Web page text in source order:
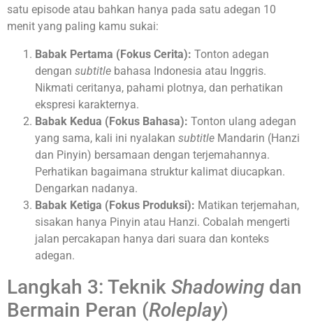
satu episode atau bahkan hanya pada satu adegan 10
menit yang paling kamu sukai:
Babak Pertama (Fokus Cerita): Tonton adegan
dengan subtitle bahasa Indonesia atau Inggris.
Nikmati ceritanya, pahami plotnya, dan perhatikan
ekspresi karakternya.
Babak Kedua (Fokus Bahasa): Tonton ulang adegan
yang sama, kali ini nyalakan subtitle Mandarin (Hanzi
dan Pinyin) bersamaan dengan terjemahannya.
Perhatikan bagaimana struktur kalimat diucapkan.
Dengarkan nadanya.
Babak Ketiga (Fokus Produksi): Matikan terjemahan,
sisakan hanya Pinyin atau Hanzi. Cobalah mengerti
jalan percakapan hanya dari suara dan konteks
adegan.
Langkah 3: Teknik Shadowing dan
Bermain Peran (Roleplay)